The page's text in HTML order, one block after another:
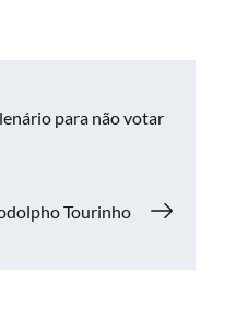
para não votar
Tourinho